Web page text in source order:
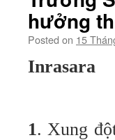
hưởng
Posted on 15
Inrasara
1. Xung